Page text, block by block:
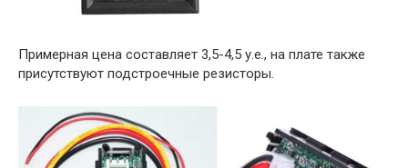
Примерная цена составляет 3,5-4,5 у.е., на плате также
присутствуют подстроечные резисторы.